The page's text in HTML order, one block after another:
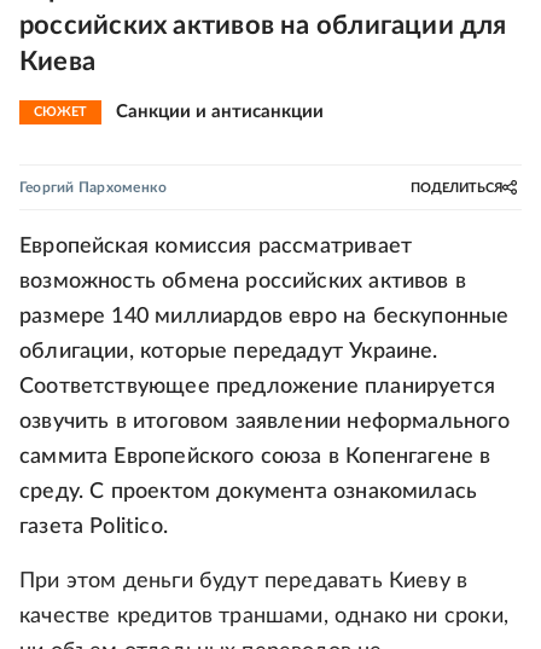
российских активов на облигации для
Киева
СЮЖЕТ Санкции и антисанкции
Георгий Пархоменко ПОДЕЛИТЬСЯ
Европейская комиссия рассматривает
возможность обмена российских активов в
размере 140 миллиардов евро на бескупонные
облигации, которые передадут Украине.
Соответствующее предложение планируется
озвучить в итоговом заявлении неформального
саммита Европейского союза в Копенгагене в
среду. С проектом документа ознакомилась
газета Politico.
При этом деньги будут передавать Киеву в
качестве кредитов траншами, однако ни сроки,